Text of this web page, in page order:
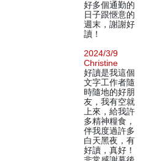
好多個通勤的
日子跟愜意的
週末，謝謝好
讀！
2024/3/9
Christine
好讀是我這個
文字工作者隨
時隨地的好朋
友，我有空就
上來，給我許
多精神糧食，
伴我度過許多
白天黑夜，有
好讀，真好！